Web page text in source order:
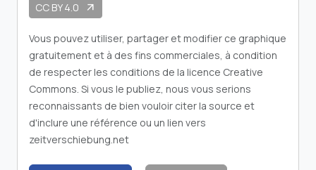
CC BY 4.0 arrow_outward
Vous pouvez utiliser, partager et modifier ce graphique
gratuitement et à des fins commerciales, à condition
de respecter les conditions de la licence Creative
Commons. Si vous le publiez, nous vous serions
reconnaissants de bien vouloir citer la source et
d'inclure une référence ou un lien vers
zeitverschiebung.net